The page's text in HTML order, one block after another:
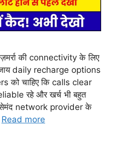
की connectivity के लिए
daily recharge options
को चाहिए कि calls clear
रहे और खर्च भी बहुत
network provider के
Read more